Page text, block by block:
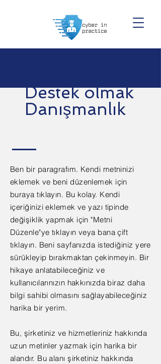
Destek olmak
Danışmanlık
Ben bir paragrafım. Kendi metninizi
eklemek ve beni düzenlemek için
buraya tıklayın. Bu kolay. Kendi
içeriğinizi eklemek ve yazı tipinde
değişiklik yapmak için "Metni
Düzenle"ye tıklayın veya bana çift
tıklayın. Beni sayfanızda istediğiniz yere
sürükleyip bırakmaktan çekinmeyin. Bir
hikaye anlatabileceğiniz ve
kullanıcılarınızın hakkınızda biraz daha
bilgi sahibi olmasını sağlayabileceğiniz
harika bir yerim.
Bu, şirketiniz ve hizmetleriniz hakkında
uzun metinler yazmak için harika bir
alandır. Bu alanı şirketiniz hakkında